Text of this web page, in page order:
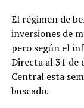
El régimen de
inversiones de
pero según el
Directa al 31 de
Central esta
buscado.